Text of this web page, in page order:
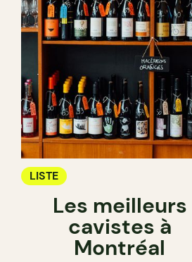
LISTE
Les meilleurs
cavistes à
Montréal